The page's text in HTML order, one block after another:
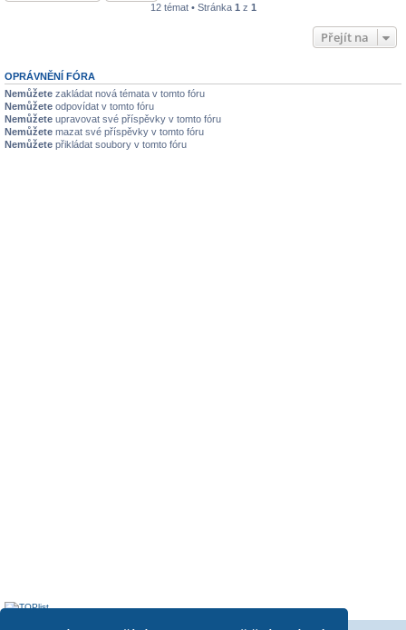
12 témat • Stránka 1 z 1
Přejít na
OPRÁVNĚNÍ FÓRA
Nemůžete zakládat nová témata v tomto fóru
Nemůžete odpovídat v tomto fóru
Nemůžete upravovat své příspěvky v tomto fóru
Nemůžete mazat své příspěvky v tomto fóru
Nemůžete přikládat soubory v tomto fóru